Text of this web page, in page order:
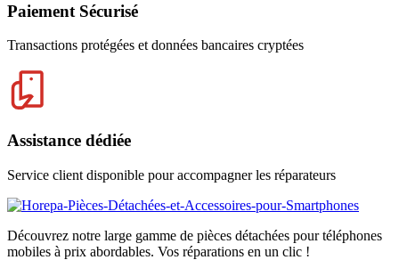
Paiement Sécurisé
Transactions protégées et données bancaires cryptées
Assistance dédiée
Service client disponible pour accompagner les réparateurs
Découvrez notre large gamme de pièces détachées pour téléphones
mobiles à prix abordables. Vos réparations en un clic !